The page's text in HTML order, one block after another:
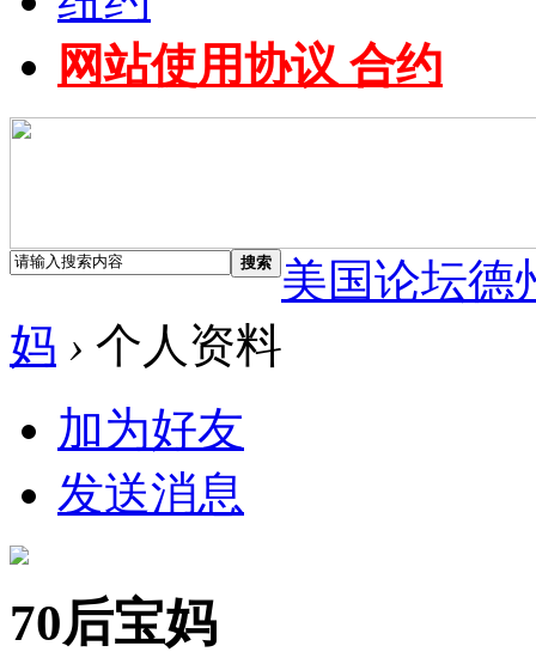
网站使用协议 合约
搜索
美国论坛德
妈 › 个人资料
加为好友
发送消息
70后宝妈